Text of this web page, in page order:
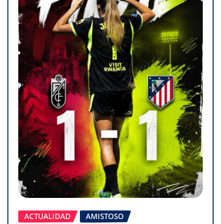
ACTUALIDAD
AMISTOSO